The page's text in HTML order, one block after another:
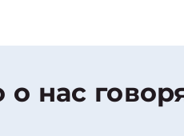
о нас